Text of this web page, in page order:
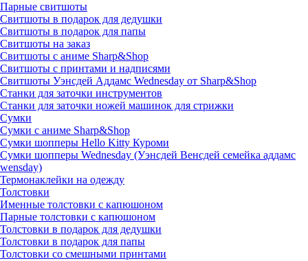
Парные свитшоты
Свитшоты в подарок для дедушки
Свитшоты в подарок для папы
Свитшоты на заказ
Свитшоты с аниме Sharp&Shop
Свитшоты с принтами и надписями
Свитшоты Уэнсдей Аддамс Wednesday от Sharp&Shop
Станки для заточки инструментов
Станки для заточки ножей машинок для стрижки
Сумки
Сумки с аниме Sharp&Shop
Сумки шопперы Hello Kitty Куроми
Сумки шопперы Wednesday (Уэнсдей Венсдей семейка аддамс
wensday)
Термонаклейки на одежду
Толстовки
Именные толстовки с капюшоном
Парные толстовки с капюшоном
Толстовки в подарок для дедушки
Толстовки в подарок для папы
Толстовки со смешными принтами